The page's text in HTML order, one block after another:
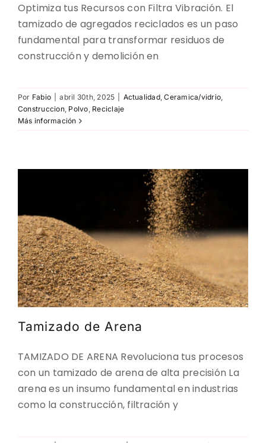
Optimiza tus Recursos con Filtra Vibración. El
tamizado de agregados reciclados es un paso
fundamental para transformar residuos de
construcción y demolición en
Por Fabio abril 30th, 2025 Actualidad,Ceramica/vidrio,
Construccion, Polvo, Reciclaje
Más información
Tamizado de Arena
TAMIZADO DE ARENA Revoluciona tus procesos
con un tamizado de arena de alta precisión La
arena es un insumo fundamental en industrias
como la construcción, filtración y